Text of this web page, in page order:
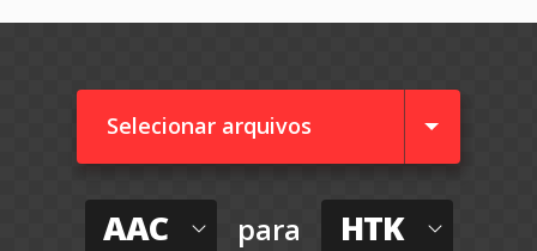
Selecionar arquivos
AAC para HTK